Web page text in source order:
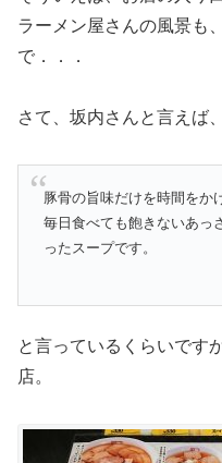
ラーメン屋さんの風景も
で．．．
さて、坂内さんと言えば、
豚骨の旨味だけを時間をか
毎日食べても飽きないあっ
ったスープです。
と言っているくらいです
店。